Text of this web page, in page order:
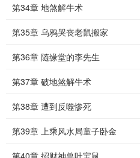
第34章 地煞解牛术
第35章 乌鸦哭丧老鼠搬家
第36章 随缘堂的李先生
第37章 破地煞解牛术
第38章 遭到反噬惨死
第39章 上乘风水局童子卧金
第40章 招财神兽吐宝鼠